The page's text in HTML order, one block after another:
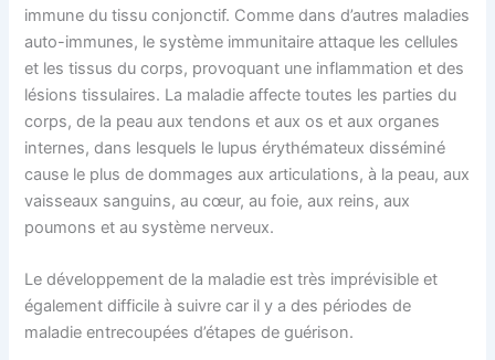
immune du tissu conjonctif. Comme dans d’autres maladies
auto-immunes, le système immunitaire attaque les cellules
et les tissus du corps, provoquant une inflammation et des
lésions tissulaires. La maladie affecte toutes les parties du
corps, de la peau aux tendons et aux os et aux organes
internes, dans lesquels le lupus érythémateux disséminé
cause le plus de dommages aux articulations, à la peau, aux
vaisseaux sanguins, au cœur, au foie, aux reins, aux
poumons et au système nerveux.
Le développement de la maladie est très imprévisible et
également difficile à suivre car il y a des périodes de
maladie entrecoupées d’étapes de guérison.